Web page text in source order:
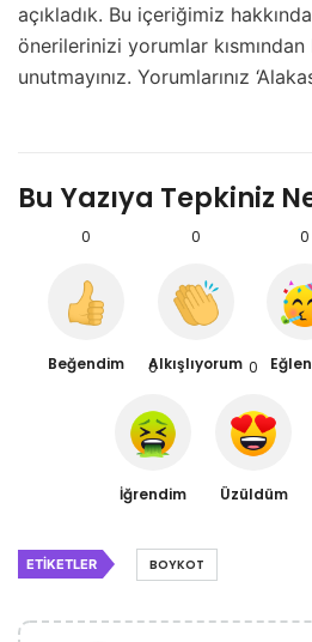
açıkladık. Bu içeriğimiz
önerilerinizi yorumlar
unutmayınız. Yorumlarınız
Bu Yazıya Tepkiniz
0
Beğendim
0
Alkışlıyorum
0
0
İğrendim
0
Üzüldüm
ETIKETLER BOYKOT